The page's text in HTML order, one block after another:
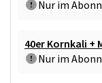
Nur im
40er Kornkali +
Nur im